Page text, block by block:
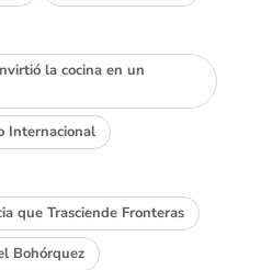
la cocina en un
Internacional
que Trasciende Fronteras
Bohórquez